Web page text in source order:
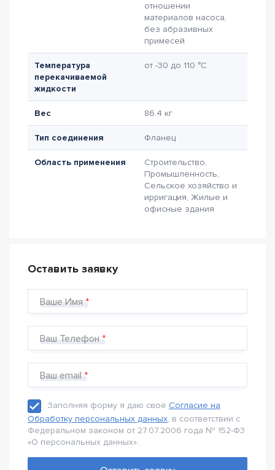
отношении
материалов насоса,
без абразивных
примесей
Температура
перекачиваемой
жидкости
от -30 до 110 °C
Вес 86.4 кг
Тип соединения Фланец
Область применения
Строительство,
Промышленность,
Сельское хозяйство и
ирригация, Жилые и
офисные здания
Оставить заявку
Ваше Имя
Ваш Телефон
Ваш email
Заполняя форму я даю своё Согласие на
Обработку персональных данных, в соответствии с
Федеральном законом от 27.07.2006 года № 152-Ф3
«О персональных данных».